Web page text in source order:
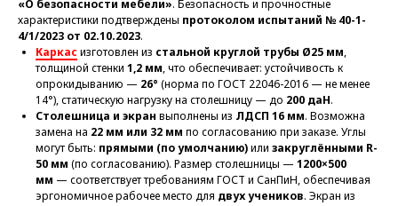
«О безопасности мебели». Безопасность и прочностные
характеристики подтверждены протоколом испытаний № 40-1-
4/1/2023 от 02.10.2023.
Каркас изготовлен из стальной круглой трубы Ø25 мм,
толщиной стенки 1,2 мм, что обеспечивает: устойчивость к
опрокидыванию — 26° (норма по ГОСТ 22046-2016 — не менее
14°), статическую нагрузку на столешницу — до 200 даН.
Столешница и экран выполнены из ЛДСП 16 мм. Возможна
замена на 22 мм или 32 мм по согласованию при заказе. Углы
могут быть: прямыми (по умолчанию)или закруглёнными R-
50 мм (по согласованию). Размер столешницы — 1200×500
мм — соответствует требованиям ГОСТ и СанПиН, обеспечивая
эргономичное рабочее место для двух учеников. Экран из